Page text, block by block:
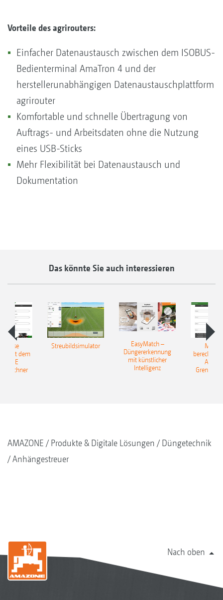
Vorteile des agrirouters:
Einfacher Datenaustausch zwischen dem ISOBUS-
Bedienterminal AmaTron 4 und der
herstellerunabhängigen Datenaustauschplattform
agrirouter
Komfortable und schnelle Übertragung von
Auftrags- und Arbeitsdaten ohne die Nutzung
eines USB-Sticks
Mehr Flexibilität bei Datenaustausch und
Dokumentation
Das könnte Sie auch interessieren
Mit dem
Streubildsimulator
EasyMatch –
Düngererkennung
mit künstlicher
Intelligenz
AMAZONE Produkte & Digitale Lösungen
Düngetechnik
Anhängestreuer
Nach oben